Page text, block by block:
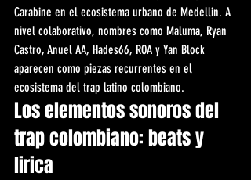
Carabine en el ecosistema urbano de Medellin. A
nivel colaborativo, nombres como Maluma, Ryan
Castro, Anuel AA, Hades66, ROA y Yan Block
aparecen como piezas recurrentes en el
ecosistema del trap latino colombiano.
Los elementos sonoros del
trap colombiano: beats y
lirica